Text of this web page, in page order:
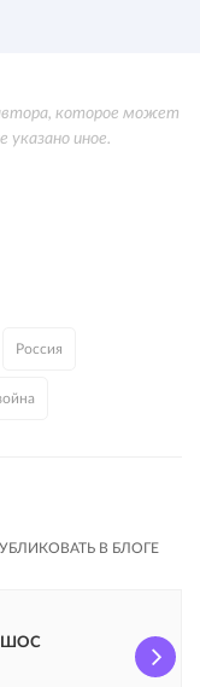
которое может
указано иное.
Россия
В БЛОГЕ
ШОС